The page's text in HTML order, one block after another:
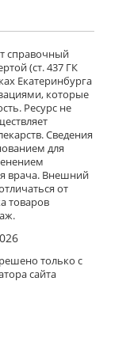
25 мг № 40)
Россия
25 мг № 20)
Россия
Россия
справочный
(ст. 437 ГК
Екатеринбурга
которые
Ресурс не
Сведения
для
врача. Внешний
от
товаров
только с
сайта